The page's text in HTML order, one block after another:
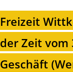
Freizeit
der Zeit vom
Geschäft